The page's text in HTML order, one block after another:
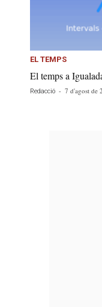
EL TEMPS
El temps a
Redacció - 7 d'agost de